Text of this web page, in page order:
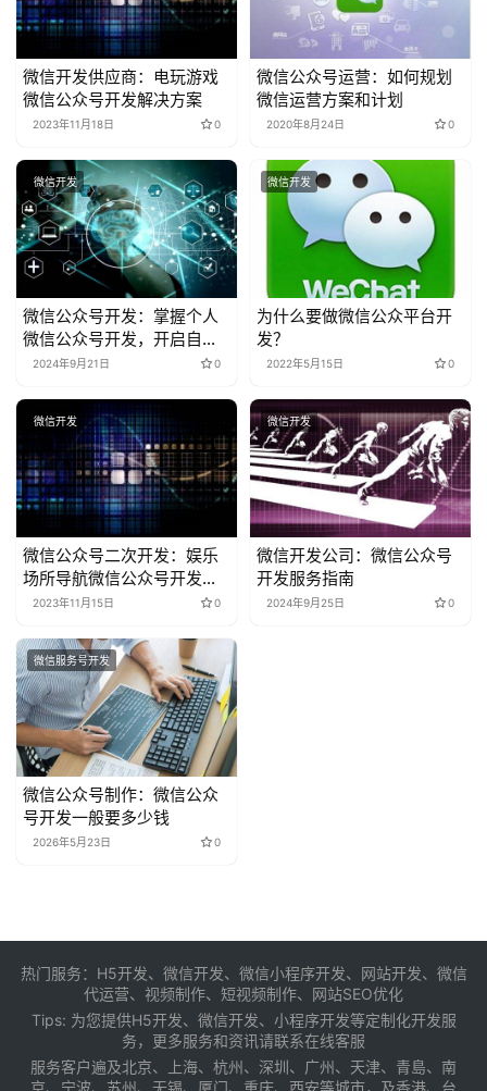
微信开发供应商：电玩游戏
微信公众号开发解决方案
2023年11月18日 0
微信公众号运营：如何规划
微信运营方案和计划
2020年8月24日 0
微信开发
微信公众号开发：掌握个人
微信公众号开发，开启自媒
体新篇章
2024年9月21日 0
微信开发
为什么要做微信公众平台开
发？
2022年5月15日 0
微信开发
微信公众号二次开发：娱乐
场所导航微信公众号开发解
决方案
2023年11月15日 0
微信开发
微信开发公司：微信公众号
开发服务指南
2024年9月25日 0
微信服务号开发
微信公众号制作：微信公众
号开发一般要多少钱
2026年5月23日 0
热门服务：H5开发、微信开发、微信小程序开发、网站开发、微信
代运营、视频制作、短视频制作、网站SEO优化
Tips: 为您提供H5开发、 微信开发、 小程序开发等定制化开发服
务，更多服务和资讯请联系在线客服
服务客户遍及北京、 上海、 杭州、 深圳、 广州、 天津、 青島、 南
京、 宁波、 苏州、 无锡、 厦门、 重庆、 西安等城市，及香港、 台